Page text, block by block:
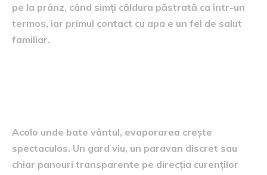
pe la prânz, când simți căldura păstrată ca într-un
termos, iar primul contact cu apa e un fel de salut
familiar.
Acolo unde bate vântul, evaporarea crește
spectaculos. Un gard viu, un paravan discret sau
chiar panouri transparente pe direcția curenților